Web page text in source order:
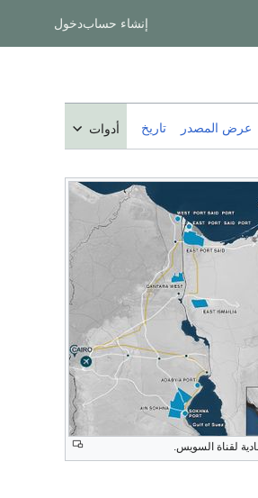
إنشاء حسابدخول
عرض المصدر تاريخ أدوات
لقناة السويس.